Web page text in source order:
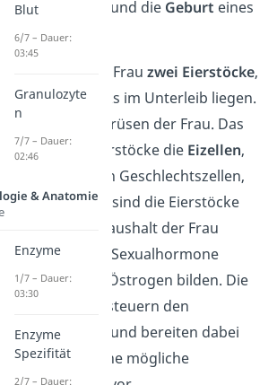
und die Geburt eines
hat die Frau zwei Eierstöcke,
rechts und links im Unterleib liegen.
sind die Keimdrüsen der Frau. Das
dass die Eierstöcke die Eizellen,
die weiblichen Geschlechtszellen,
Außerdem sind die Eierstöcke
den Hormonhaushalt der Frau
da sie die Sexualhormone
und Östrogen bilden. Die
Hormone steuern den
Zyklus und bereiten dabei
Körper auf eine mögliche
Blut
6/7 – Dauer:
03:45
Granulozyte
n
7/7 – Dauer:
02:46
& Anatomie
Enzyme
1/7 – Dauer:
03:30
Enzyme
Spezifität
2/7 – Dauer: